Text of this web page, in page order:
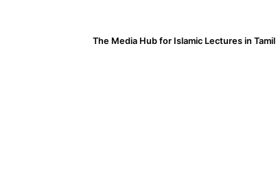
The Media Hub for Islamic Lectures in Tamil